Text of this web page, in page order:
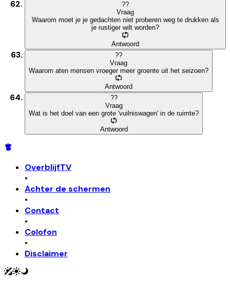
??
Vraag
Waarom moet je je gedachten niet proberen weg te drukken als
je rustiger wilt worden?
Antwoord
??
Vraag
Waarom aten mensen vroeger meer groente uit het seizoen?
Antwoord
??
Vraag
Wat is het doel van een grote 'vuilniswagen' in de ruimte?
Antwoord
OverblijfTV
•
Achter de schermen
•
Contact
•
Colofon
•
Disclaimer